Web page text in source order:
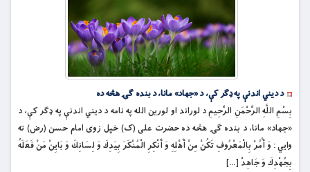
د دیني اندنې په ډگر کې، د «جهاد» مانا، د بنده ګۍ هڅه ده
بِسْمِ اللَّهِ الرَّحْمَنِ الرَّحِيمِ د لوراند او لورین الله په نامه د دیني اندنې په ډگر کې، د
«جهاد» مانا، د بنده ګۍ هڅه ده حضرت علی (ک) خپل زوی امام حسن (رض) ته
وايي : وَ أْمُرْ بِالْمَعْرُوفِ تَكُنْ مِنْ أَهْلِهِ وَ أَنْكِرِ الْمُنْكَرَ بِيَدِكَ وَ لِسَانِكَ وَ بَايِنْ مَنْ فَعَلَهُ
بِجُهْدِكَ وَ جَاهِدْ […]